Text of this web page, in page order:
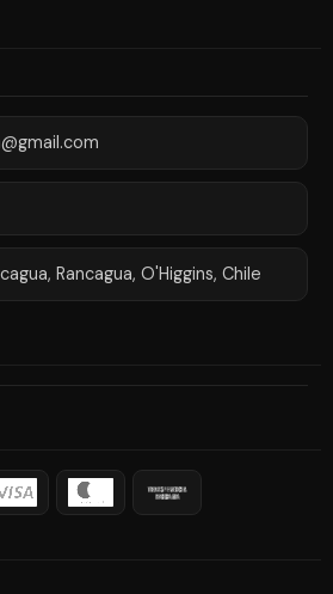
Rancagua, O'Higgins, Chile